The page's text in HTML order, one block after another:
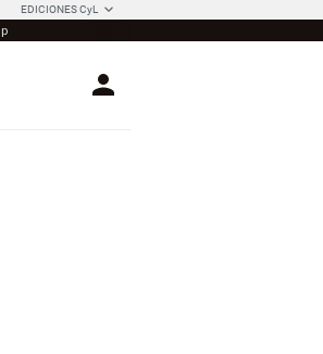
EDICIONES CyL
Login